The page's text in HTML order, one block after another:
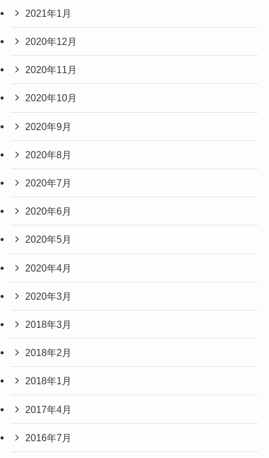
2021年1月
2020年12月
2020年11月
2020年10月
2020年9月
2020年8月
2020年7月
2020年6月
2020年5月
2020年4月
2020年3月
2018年3月
2018年2月
2018年1月
2017年4月
2016年7月